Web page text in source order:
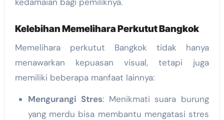
Kelebihan Memelihara Perkutut Bangkok
Memelihara perkutut Bangkok tidak hanya
menawarkan kepuasan visual, tetapi juga
memiliki beberapa manfaat lainnya:
Mengurangi Stres: Menikmati suara burung
yang merdu bisa membantu mengatasi stres